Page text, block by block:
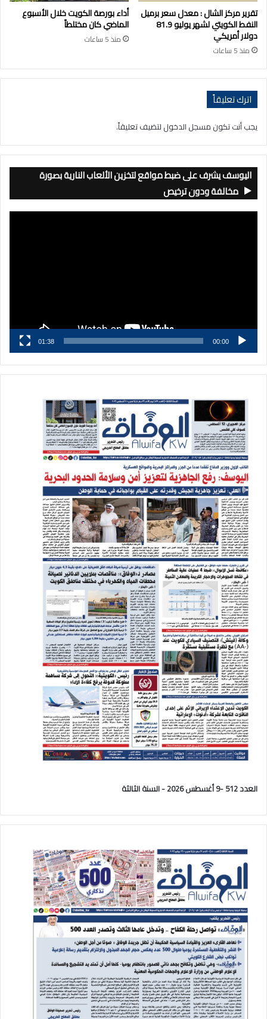
تقرير مركز الشال : معدل سعر برميل
النفط الكويتي لشهر يوليو 81.9
دولار أمريكي
منذ 5 ساعات
أداء بورصة الكويت خلال الأسبوع
الماضي كان مختلطاً
منذ 5 ساعات
اترك تعليقاً
يجب أنت تكون مسجل الدخول لتضيف تعليقاً.
اليوسف يشرف على ضبط مواقع لتخزين الألعاب النارية بصورة
مخالفة ودون ترخيص
00:00
01:38
العدد 512 -9 أغسطس 2026 - السنة الثالثة